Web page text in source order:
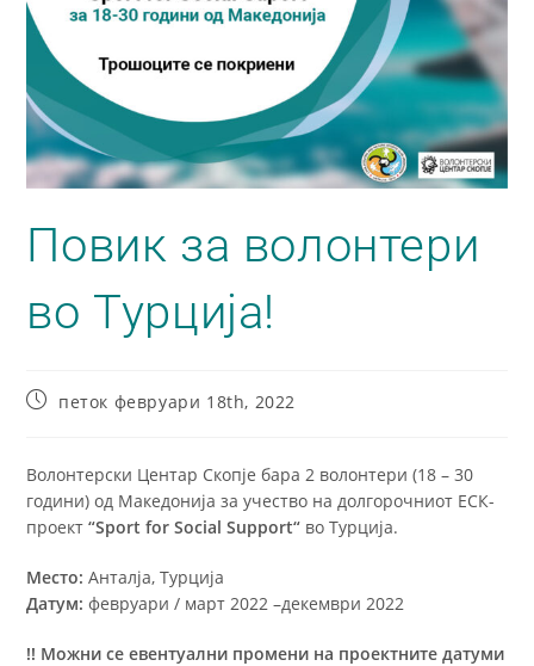
Повик за волонтери
во Турција!
петок февруари 18th, 2022
Волонтерски Центар Скопје бара 2 волонтери (18 – 30
години) од Македонија за учество на долгорочниот ЕСК-
проект“Sport for Social Support“ во Турција.
Место:Анталја, Турција
Датум: февруари / март 2022 –декември 2022
!! Можни се евентуални промени на проектните датуми